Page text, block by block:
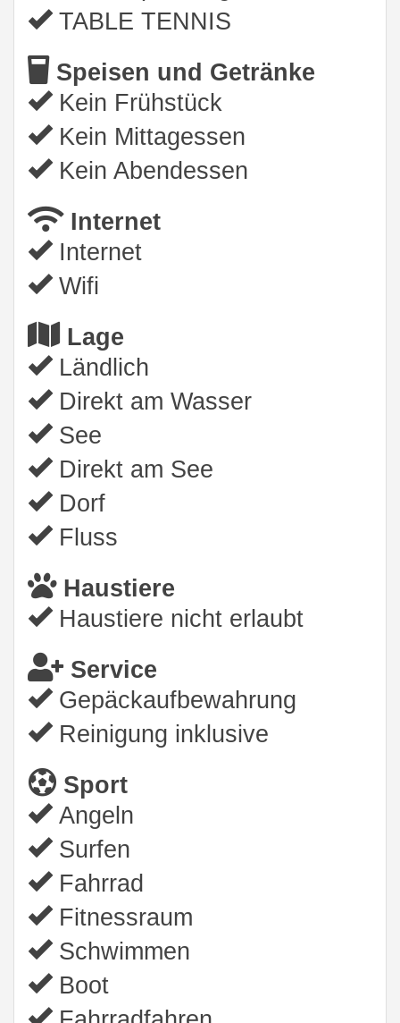
TABLE TENNIS
Speisen und Getränke
Kein Frühstück
Kein Mittagessen
Kein Abendessen
Internet
Internet
Wifi
Lage
Ländlich
Direkt am Wasser
See
Direkt am See
Dorf
Fluss
Haustiere
Haustiere nicht erlaubt
Service
Gepäckaufbewahrung
Reinigung inklusive
Sport
Angeln
Surfen
Fahrrad
Fitnessraum
Schwimmen
Boot